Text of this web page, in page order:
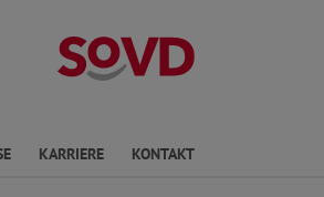
KARRIERE KONTAKT